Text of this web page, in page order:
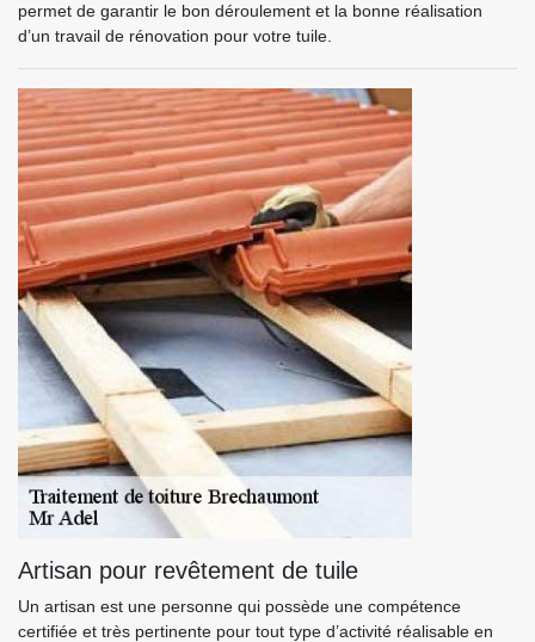
permet de garantir le bon déroulement et la bonne réalisation
d’un travail de rénovation pour votre tuile.
Artisan pour revêtement de tuile
Un artisan est une personne qui possède une compétence
certifiée et très pertinente pour tout type d’activité réalisable en